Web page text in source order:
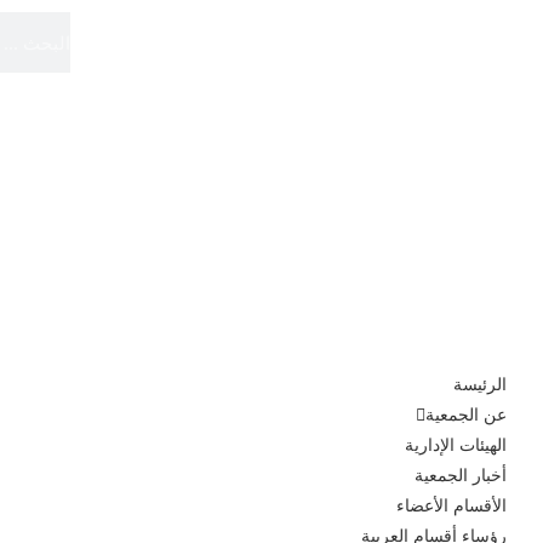
الرئيسة
عن الجمعية
الهيئات الإدارية
أخبار الجمعية
الأقسام الأعضاء
رؤساء أقسام العربية